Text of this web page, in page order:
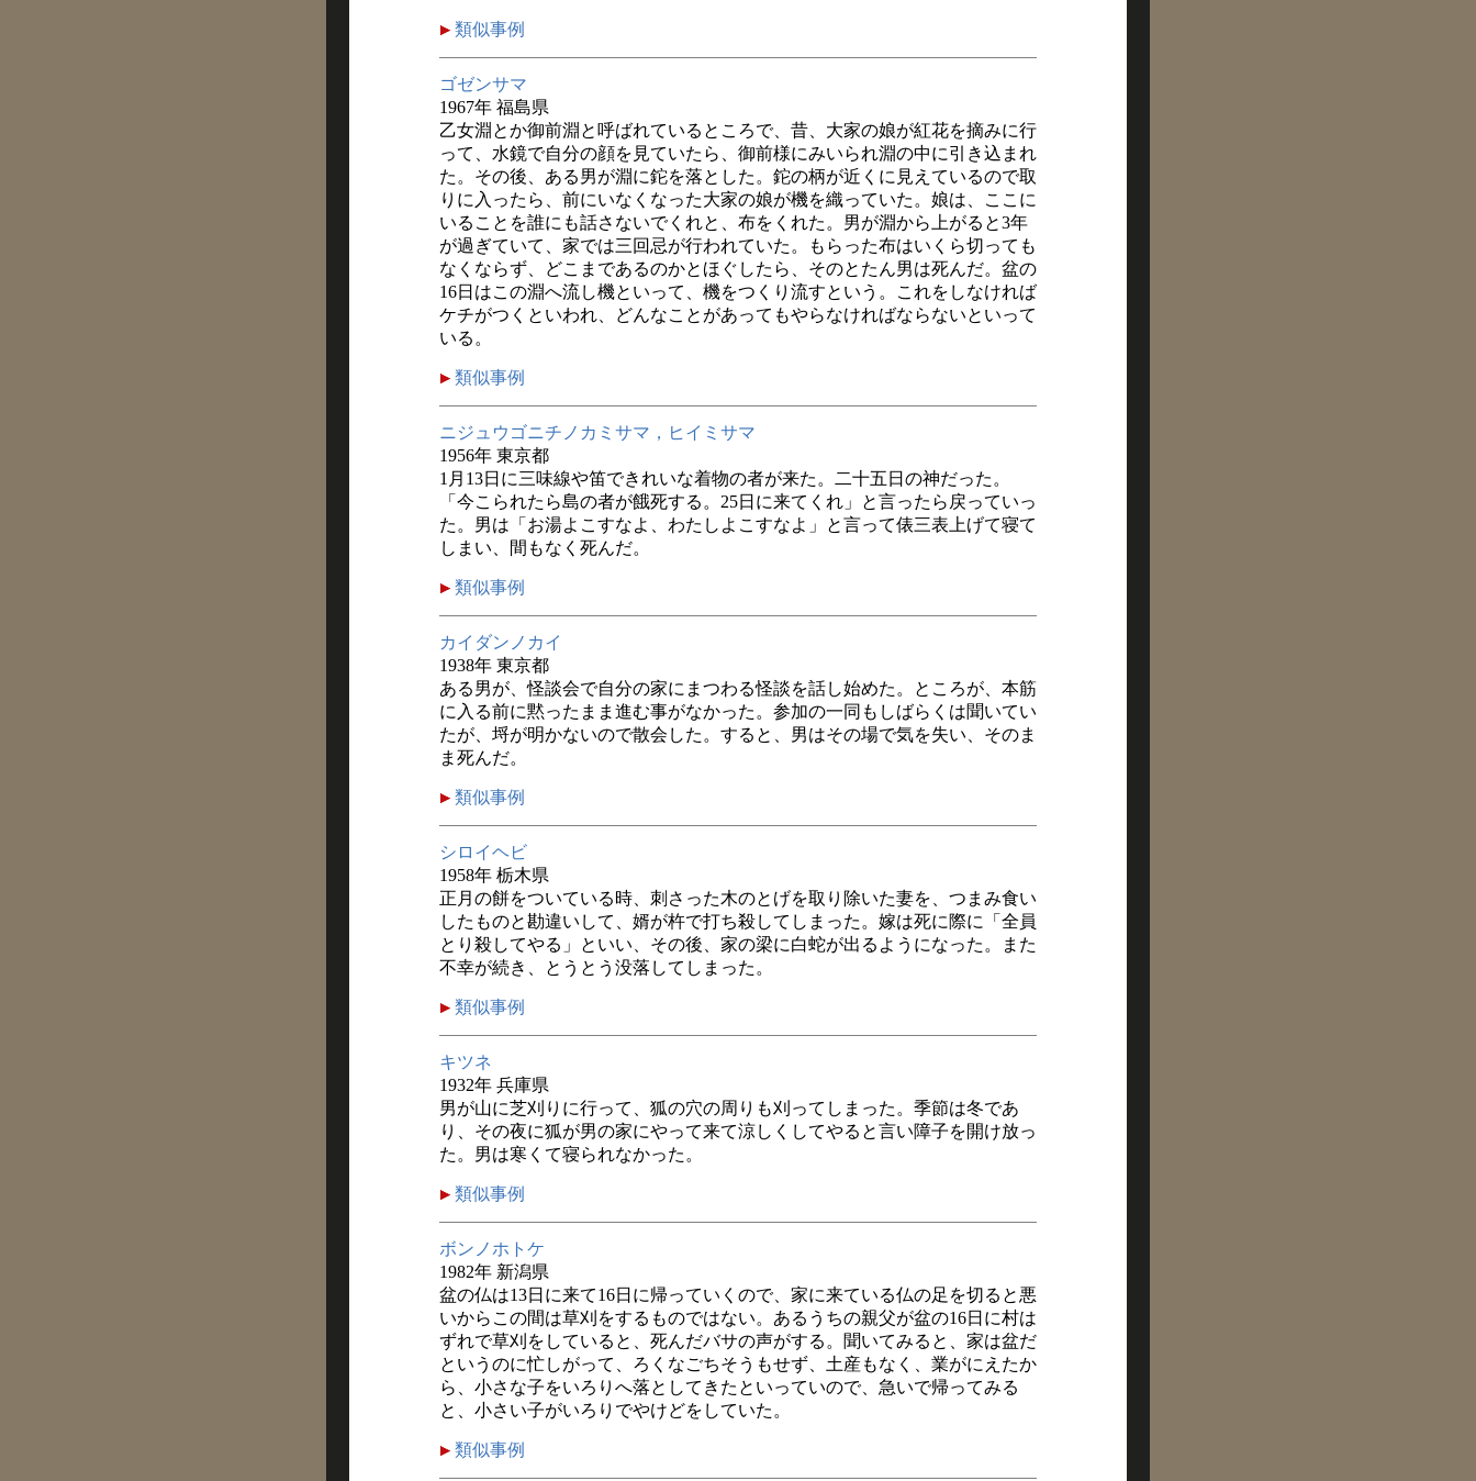
類似事例
ゴゼンサマ
1967年 福島県
乙女淵とか御前淵と呼ばれているところで、昔、大家の娘が紅花を摘みに行
って、水鏡で自分の顔を見ていたら、御前様にみいられ淵の中に引き込まれ
た。その後、ある男が淵に鉈を落とした。鉈の柄が近くに見えているので取
りに入ったら、前にいなくなった大家の娘が機を織っていた。娘は、ここに
いることを誰にも話さないでくれと、布をくれた。男が淵から上がると3年
が過ぎていて、家では三回忌が行われていた。もらった布はいくら切っても
なくならず、どこまであるのかとほぐしたら、そのとたん男は死んだ。盆の
16日はこの淵へ流し機といって、機をつくり流すという。これをしなければ
ケチがつくといわれ、どんなことがあってもやらなければならないといって
いる。
類似事例
ニジュウゴニチノカミサマ，ヒイミサマ
1956年 東京都
1月13日に三味線や笛できれいな着物の者が来た。二十五日の神だった。
「今こられたら島の者が餓死する。25日に来てくれ」と言ったら戻っていっ
た。男は「お湯よこすなよ、わたしよこすなよ」と言って俵三表上げて寝て
しまい、間もなく死んだ。
類似事例
カイダンノカイ
1938年 東京都
ある男が、怪談会で自分の家にまつわる怪談を話し始めた。ところが、本筋
に入る前に黙ったまま進む事がなかった。参加の一同もしばらくは聞いてい
たが、埒が明かないので散会した。すると、男はその場で気を失い、そのま
ま死んだ。
類似事例
シロイヘビ
1958年 栃木県
正月の餅をついている時、刺さった木のとげを取り除いた妻を、つまみ食い
したものと勘違いして、婿が杵で打ち殺してしまった。嫁は死に際に「全員
とり殺してやる」といい、その後、家の梁に白蛇が出るようになった。また
不幸が続き、とうとう没落してしまった。
類似事例
キツネ
1932年 兵庫県
男が山に芝刈りに行って、狐の穴の周りも刈ってしまった。季節は冬であ
り、その夜に狐が男の家にやって来て涼しくしてやると言い障子を開け放っ
た。男は寒くて寝られなかった。
類似事例
ボンノホトケ
1982年 新潟県
盆の仏は13日に来て16日に帰っていくので、家に来ている仏の足を切ると悪
いからこの間は草刈をするものではない。あるうちの親父が盆の16日に村は
ずれで草刈をしていると、死んだバサの声がする。聞いてみると、家は盆だ
というのに忙しがって、ろくなごちそうもせず、土産もなく、業がにえたか
ら、小さな子をいろりへ落としてきたといっていので、急いで帰ってみる
と、小さい子がいろりでやけどをしていた。
類似事例